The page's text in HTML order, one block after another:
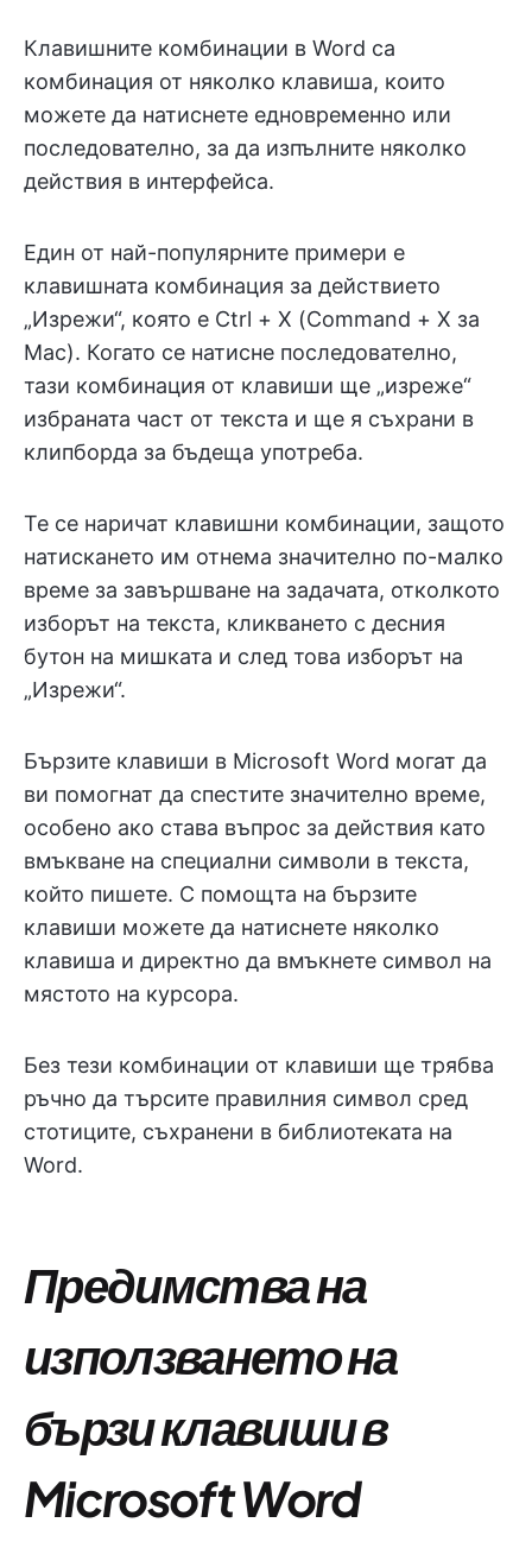
Клавишните комбинации в Word са
комбинация от няколко клавиша, които
можете да натиснете едновременно или
последователно, за да изпълните няколко
действия в интерфейса.
Един от най-популярните примери е
клавишната комбинация за действието
„Изрежи“, която е Ctrl + X (Command + X за
Mac). Когато се натисне последователно,
тази комбинация от клавиши ще „изреже“
избраната част от текста и ще я съхрани в
клипборда за бъдеща употреба.
Те се наричат клавишни комбинации, защото
натискането им отнема значително по-малко
време за завършване на задачата, отколкото
изборът на текста, кликването с десния
бутон на мишката и след това изборът на
„Изрежи“.
Бързите клавиши в Microsoft Word могат да
ви помогнат да спестите значително време,
особено ако става въпрос за действия като
вмъкване на специални символи в текста,
който пишете. С помощта на бързите
клавиши можете да натиснете няколко
клавиша и директно да вмъкнете символ на
мястото на курсора.
Без тези комбинации от клавиши ще трябва
ръчно да търсите правилния символ сред
стотиците, съхранени в библиотеката на
Word.
Предимства на
използването на
бързи клавиши в
Microsoft Word